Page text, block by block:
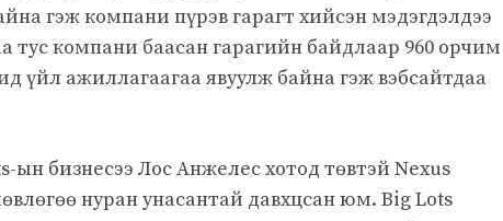
гэж компани пүрэв гарагт хийсэн мэдэгдэлдээ
тус компани баасан гарагийн байдлаар 960 орчим
үйл ажиллагаагаа явуулж байна гэж вэбсайтдаа
ын бизнесээ Лос Анжелес хотод төвтэй Nexus
нуран унасантай давхцсан юм. Big Lots